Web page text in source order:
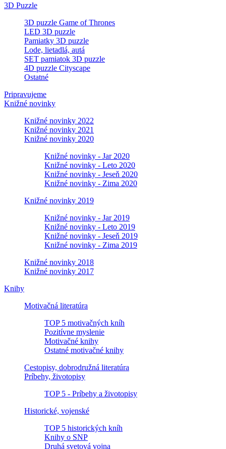
3D Puzzle
3D puzzle Game of Thrones
LED 3D puzzle
Pamiatky 3D puzzle
Lode, lietadlá, autá
SET pamiatok 3D puzzle
4D puzzle Cityscape
Ostatné
Pripravujeme
Knižné novinky
Knižné novinky 2022
Knižné novinky 2021
Knižné novinky 2020
Knižné novinky - Jar 2020
Knižné novinky - Leto 2020
Knižné novinky - Jeseň 2020
Knižné novinky - Zima 2020
Knižné novinky 2019
Knižné novinky - Jar 2019
Knižné novinky - Leto 2019
Knižné novinky - Jeseň 2019
Knižné novinky - Zima 2019
Knižné novinky 2018
Knižné novinky 2017
Knihy
Motivačná literatúra
TOP 5 motivačných kníh
Pozitívne myslenie
Motivačné knihy
Ostatné motivačné knihy
Cestopisy, dobrodružná literatúra
Príbehy, životopisy
TOP 5 - Príbehy a životopisy
Historické, vojenské
TOP 5 historických kníh
Knihy o SNP
Druhá svetová vojna